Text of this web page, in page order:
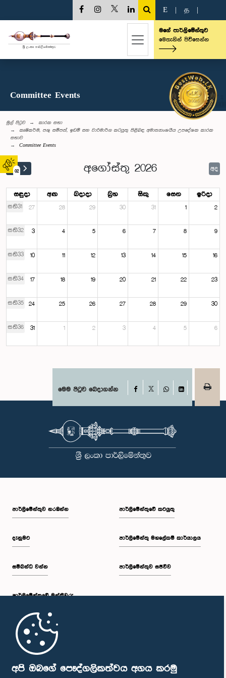
අපි ඔබගේ පෞද්ගලිකත්වය අගය කරමු
02
E த
මගේ පාර්ලිමේන්තුව
මෙතැනින් පිවිසෙන්න
Committee Events
මුල් පිටුව
කාරක සභා
කෘෂිකර්ම, පශු සම්පත්, ඉඩම් සහ වාරිමාර්ග කටයුතු පිළිබඳ අමාත්‍යාංශයීය උපදේශක කාරක
සභාව
Committee Events
අගෝස්තු 2026 අද
සඳුදා අඟ බදාදා බ්‍රහ සිකු සෙන ඉරිදා
සති31 27 28 29 30 31 1 2
සති32 3 4 5 6 7 8 9
සති33 10 11 12 13 14 15 16
සති34 17 18 19 20 21 22 23
සති35 24 25 26 27 28 29 30
සති36 31 1 2 3 4 5 6
මෙම පිටුව බෙදාගන්න Facebook
පාර්ලි‌මේන්තුව නරඹන්න
දැනුමට
සම්බන්ධ වන්න
පාර්ලි‌මේන්තුවේ මන්ත්‍රීවරු
මුල් පිටුව
පාර්ලිමේන්තුවේ කටයුතු
පාර්ලිමේන්තු මහලේකම් කාර්යාලය
පාර්ලිමේන්තුව සජීවීව
පාර්ලිමේන්තු ජංගම යෙදුම